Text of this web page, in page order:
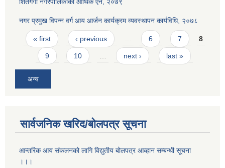
नगर प्रमुख विपन्न वर्ग आय आर्जन कार्यक्रम व्यवस्थापन कार्यविधि, २०७८
Pages
« first ‹ previous 6 7 8
9 10 next › last »
अन्य
सार्वजनिक खरिद/बोलपत्र सूचना
आन्तरिक आय संकलनको लागि विद्युतीय बोलपत्र आव्हान सम्बन्धी सूचना
।।।